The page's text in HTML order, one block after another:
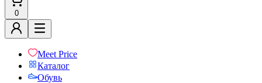
0
Meet Price
Каталог
Обувь